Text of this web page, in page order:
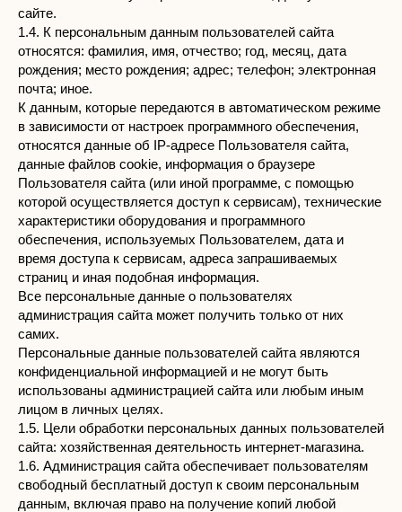
сайте.
1.4. К персональным данным пользователей сайта
относятся: фамилия, имя, отчество; год, месяц, дата
рождения; место рождения; адрес; телефон; электронная
почта; иное.
К данным, которые передаются в автоматическом режиме
в зависимости от настроек программного обеспечения,
относятся данные об IP-адресе Пользователя сайта,
данные файлов cookie, информация о браузере
Пользователя сайта (или иной программе, с помощью
которой осуществляется доступ к сервисам), технические
характеристики оборудования и программного
обеспечения, используемых Пользователем, дата и
время доступа к сервисам, адреса запрашиваемых
страниц и иная подобная информация.
Все персональные данные о пользователях
администрация сайта может получить только от них
самих.
Персональные данные пользователей сайта являются
конфиденциальной информацией и не могут быть
использованы администрацией сайта или любым иным
лицом в личных целях.
1.5. Цели обработки персональных данных пользователей
сайта: хозяйственная деятельность интернет-магазина.
1.6. Администрация сайта обеспечивает пользователям
свободный бесплатный доступ к своим персональным
данным, включая право на получение копий любой